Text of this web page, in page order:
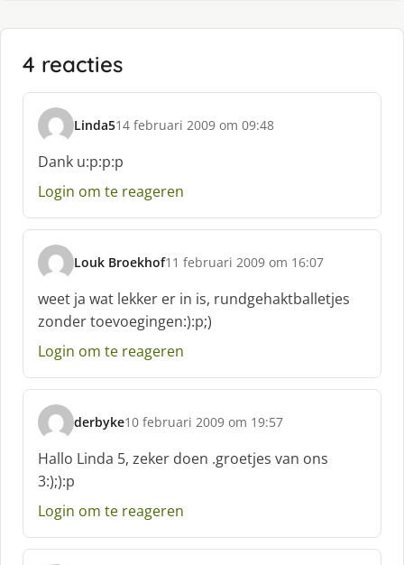
4 reacties
Linda5
s
c
h
r
e
f
:
14 februari 2009 om 09:48
Dank u:p:p:p
Login om te reageren
Louk Broekhof
s
h
r
e
f
11 februari 2009 om 16:07
weet ja wat lekker er in is, rundgehaktballetjes
zonder toevoegingen:):p;)
Login om te reageren
derbyke
s
c
h
r
e
f
10 februari 2009 om 19:57
Hallo Linda 5, zeker doen .groetjes van ons
3:);):p
Login om te reageren